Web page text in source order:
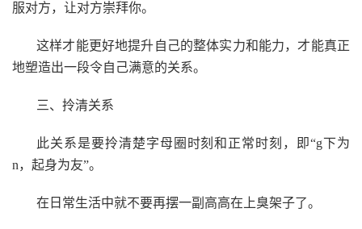
服对方，让对方崇拜你。
这样才能更好地提升自己的整体实力和能力，才能真正
地塑造出一段令自己满意的关系。
三、拎清关系
此关系是要拎清楚字母圈时刻和正常时刻，即“g下为
n，起身为友”。
在日常生活中就不要再摆一副高高在上臭架子了。